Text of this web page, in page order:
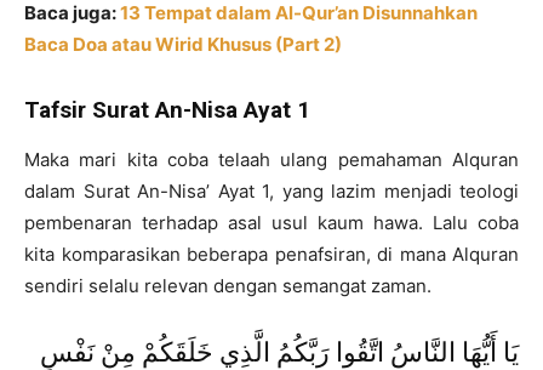
Baca juga:13 Tempat dalam Al-Qur’an Disunnahkan
Baca Doa atau Wirid Khusus (Part 2)
Tafsir Surat An-Nisa Ayat 1
Maka mari kita coba telaah ulang pemahaman Alquran
dalam Surat An-Nisa’ Ayat 1, yang lazim menjadi teologi
pembenaran terhadap asal usul kaum hawa. Lalu coba
kita komparasikan beberapa penafsiran, di mana Alquran
sendiri selalu relevan dengan semangat zaman.
يَا أَيُّهَا النَّاسُ اتَّقُوا رَبَّكُمُ الَّذِي خَلَقَكُمْ مِنْ نَفْسٍ